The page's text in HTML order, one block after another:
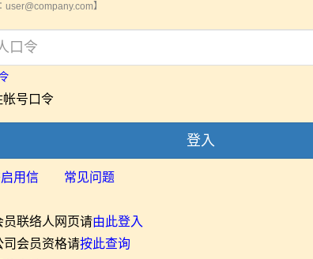
user@company.com】
帐号口令
登入
用信 常见问题
联络人网页请由此登入
会员资格请按此查询